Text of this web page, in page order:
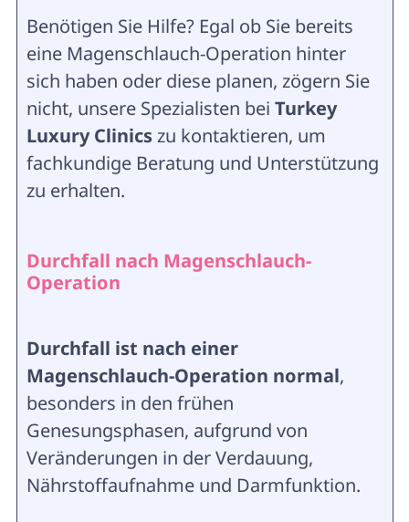
Benötigen Sie Hilfe? Egal ob Sie bereits
eine Magenschlauch-Operation hinter
sich haben oder diese planen, zögern Sie
nicht, unsere Spezialisten bei Turkey
Luxury Clinicszu kontaktieren, um
fachkundige Beratung und Unterstützung
zu erhalten.
Durchfall nach Magenschlauch-
Operation
Durchfall ist nach einer
Magenschlauch-Operation normal,
besonders in den frühen
Genesungsphasen, aufgrund von
Veränderungen in der Verdauung,
Nährstoffaufnahme und Darmfunktion.